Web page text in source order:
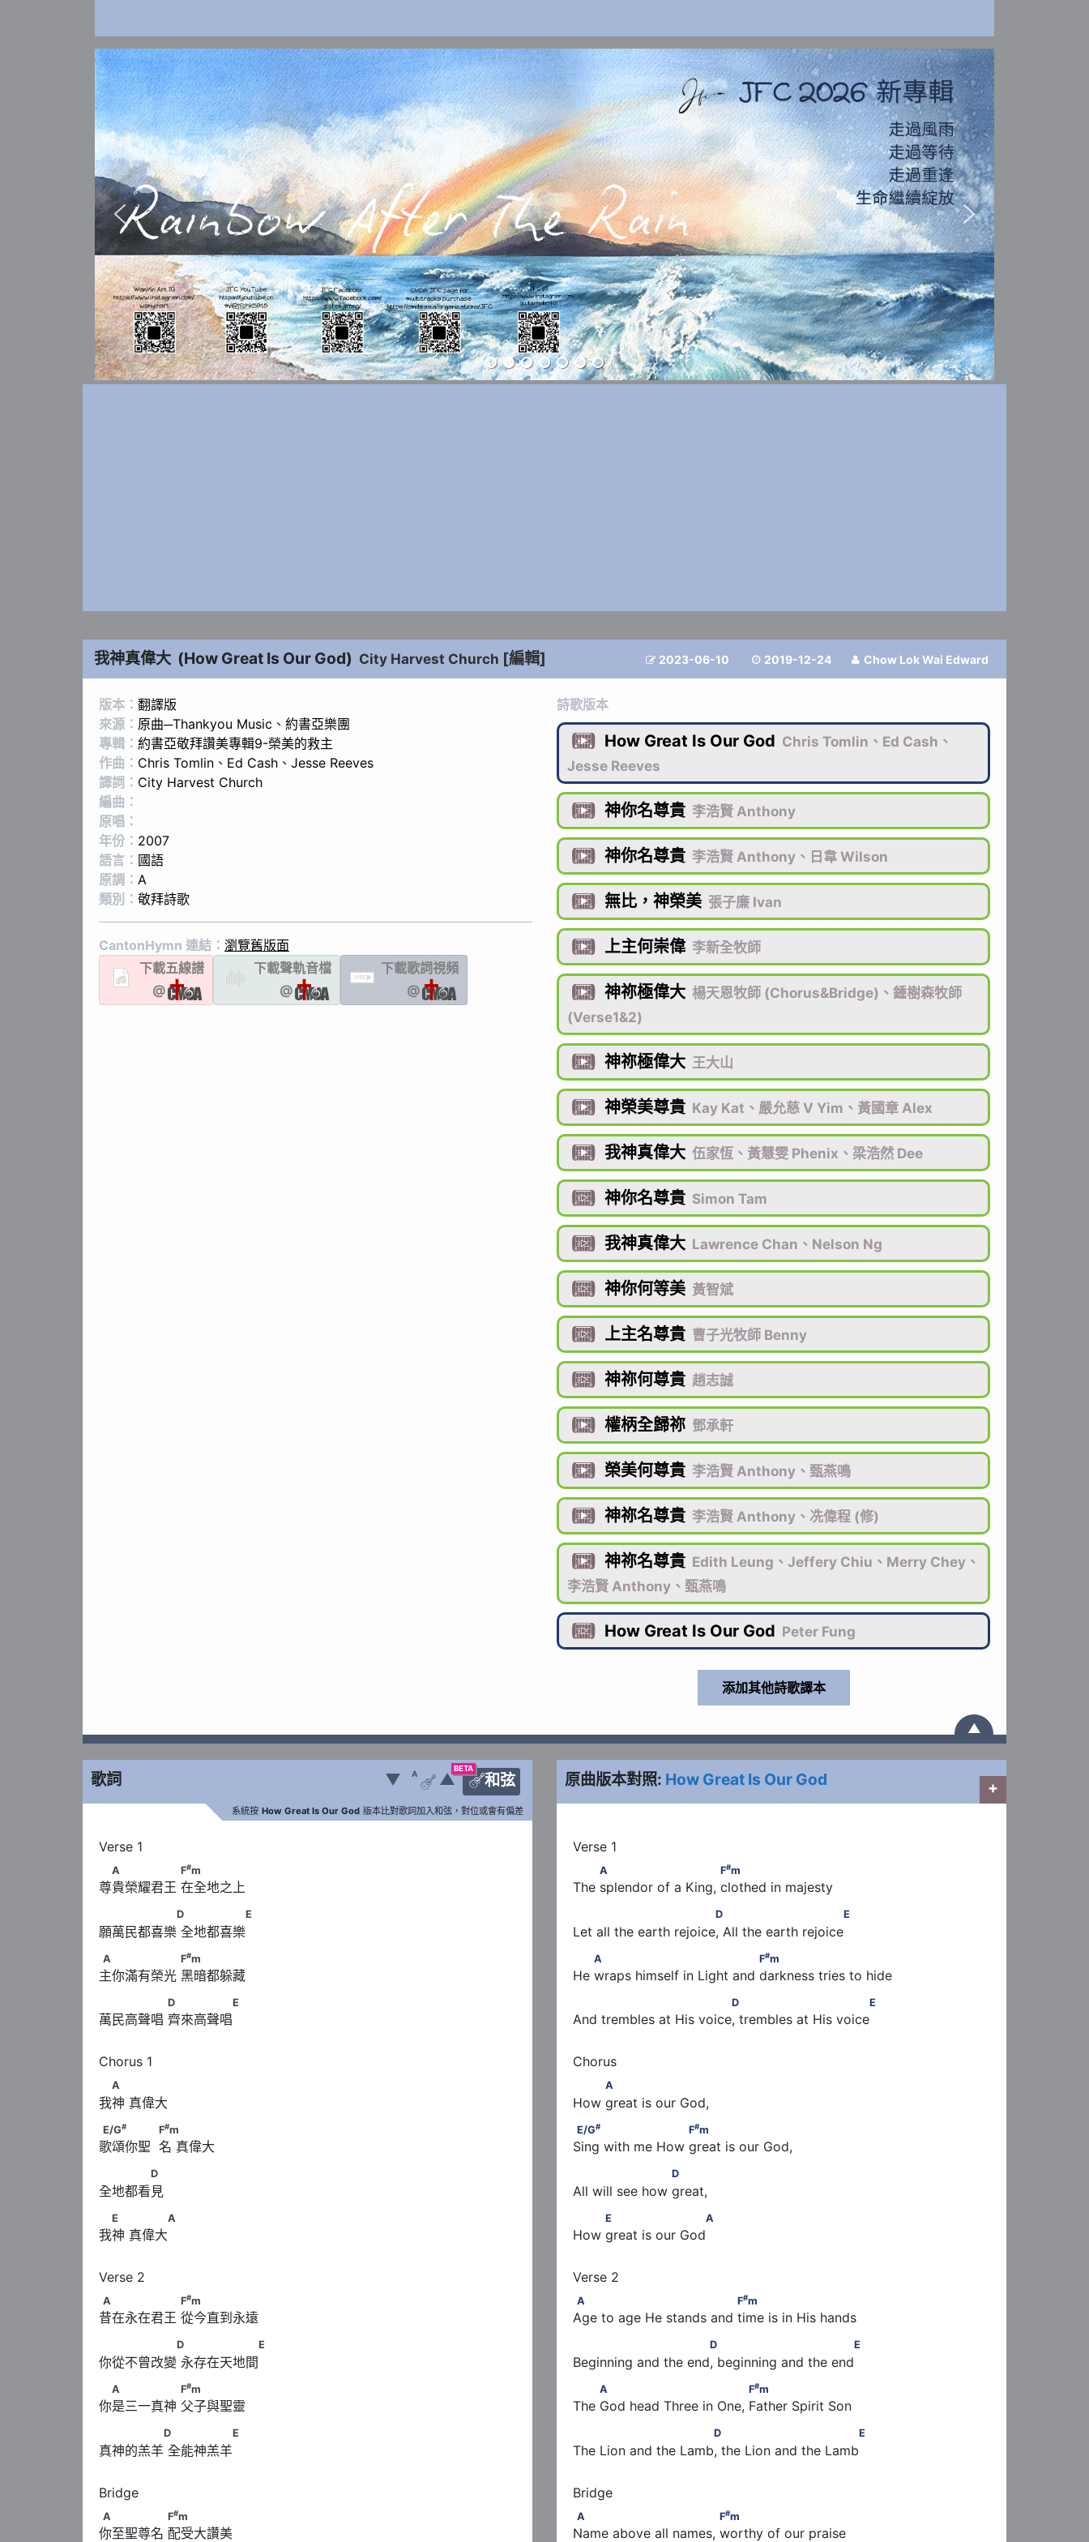
我神真偉大 (How Great Is Our God) City Harvest Church [編輯]  2023-06-10  2019-12-24  Chow Lok Wai Edward
版本： 翻譯版
來源： 原曲─Thankyou Music 、 約書亞樂團
專輯： 約書亞敬拜讚美專輯9-榮美的救主
作曲： Chris Tomlin 、 Ed Cash 、 Jesse Reeves
譯詞： City Harvest Church
編曲：
原唱：
年份： 2007
語言： 國語
原調： A
類別： 敬拜詩歌
CantonHymn 連結： 瀏覽舊版面
下載五線譜
@
下載聲軌音檔
@
LYRIC
下載歌詞視頻
@
詩歌版本
 How Great Is Our God Chris Tomlin、Ed Cash、
Jesse Reeves
 神你名尊貴 李浩賢 Anthony
 神你名尊貴 李浩賢 Anthony、日韋 Wilson
 無比，神榮美 張子廉 Ivan
 上主何崇偉 李新全牧師
 神祢極偉大 楊天恩牧師 (Chorus&Bridge)、鍾樹森牧師
(Verse1&2)
 神祢極偉大 王大山
 神榮美尊貴 Kay Kat、嚴允慈 V Yim、黃國章 Alex
 我神真偉大 伍家恆、黃慧雯 Phenix、梁浩然 Dee
 神你名尊貴 Simon Tam
 我神真偉大 Lawrence Chan、Nelson Ng
 神你何等美 黃智斌
 上主名尊貴 曹子光牧師 Benny
 神祢何尊貴 趙志誠
 權柄全歸祢 鄧承軒
 榮美何尊貴 李浩賢 Anthony、甄燕鳴
 神祢名尊貴 李浩賢 Anthony、冼偉程 (修)
 神祢名尊貴 Edith Leung、Jeffery Chiu、Merry Chey、
李浩賢 Anthony、甄燕鳴
 How Great Is Our God Peter Fung
▲
歌詞
BETA
和弦
▼ A
 ▲ 原曲版本對照: How Great Is Our God +
系統按 How Great Is Our God 版本比對歌詞加入和弦，對位或會有偏差
A　　　　　      F
A F#m
尊貴榮耀君王 在全地之上
D      　　　　　E
D E
願萬民都喜樂 全地都喜樂
A　　　　　　      F
A F#m
主你滿有榮光 黑暗都躲藏
D　　　　　E
D E
萬民高聲唱 齊來高聲唱
A
A
我神 真偉大
E/G# F
E/G# F#m
歌頌你聖  名 真偉大
D
D
全地都看見
E　      　　　A
E A
我神 真偉大
A　　　　　　      F
A F#m
昔在永在君王 從今直到永遠
D      　　　　　　E
D E
你從不曾改變 永存在天地間
A　　　　　      F
A F#m
你是三一真神 父子與聖靈
D      　　　　　E
D E
真神的羔羊 全能神羔羊
A　　　　　      F
A F#m
你至聖尊名 配受大讚美
A                         F# m
A F#m
The splendor of a King, clothed in majesty
D                            E
D E
Let all the earth rejoice, All the earth rejoice
A                                F
m
A F#m
He wraps himself in Light and darkness tries to hide
D                            E
D E
And trembles at His voice, trembles at His voice
A
A
How great is our God,
E/G# F# m
E/G# F#m
Sing with me How great is our God,
D
All will see how great,
E                     A
E A
How great is our God
A                              F
A F#m
Age to age He stands and time is in His hands
D                            E
D E
Beginning and the end, beginning and the end
A                            F
m
A F#m
The God head Three in One, Father Spirit Son
D                            E
D E
The Lion and the Lamb, the Lion and the Lamb
A                           F
A F#m
Name above all names, worthy of our praise